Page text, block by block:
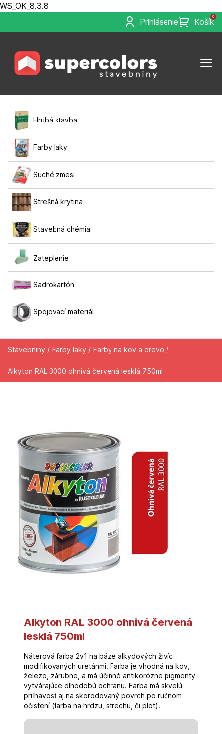
WS_OK_8.3.8
Prihlásenie
0
Košík
Hrubá stavba
Farby laky
Suché zmesi
Strešná krytina
Stavebná chémia
Zateplenie
Sadrokartón
Spojovací materiál
Stavebniny / Farby laky / Farby na kov a drevo /
Alkyton RAL 3000 ohnivá červená lesklá 750ml
Alkyton RAL 3000 ohnivá červená
lesklá 750ml
Náterová farba 2v1 na báze alkydových živíc
modifikovaných uretánmi. Farba je vhodná na kov,
železo, zárubne, a má účinné antikorózne pigmenty
vytvárajúce dlhodobú ochranu. Farba má skvelú
priľnavosť aj na skorodovaný povrch po ručnom
očistení (farba na hrdzu, strechu, či plot).